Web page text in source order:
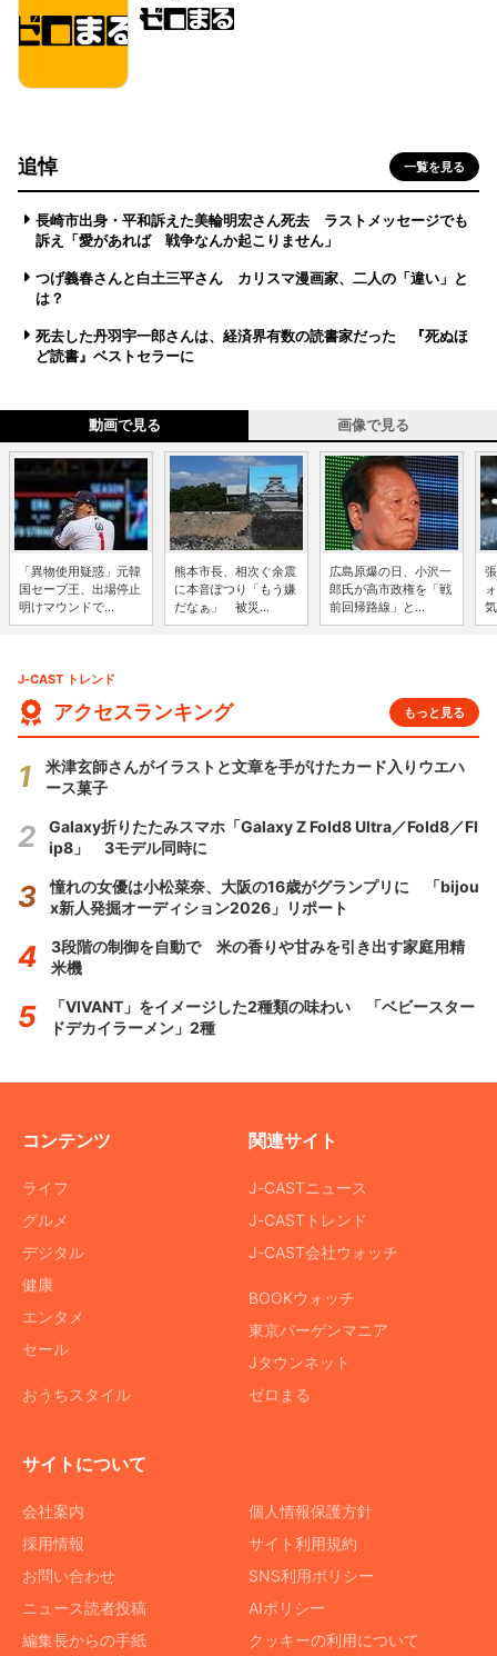
追悼 一覧を見る
長崎市出身・平和訴えた美輪明宏さん死去 ラストメッセージでも
訴え「愛があれば 戦争なんか起こりません」
つげ義春さんと白土三平さん カリスマ漫画家、二人の「違い」と
は？
死去した丹羽宇一郎さんは、経済界有数の読書家だった 『死ぬほ
ど読書』ベストセラーに
動画で見る 画像で見る
「異物使用疑惑」元韓
国セーブ王、出場停止
明けマウンドで...
熊本市長、相次ぐ余震
に本音ぽつり「もう嫌
だなぁ」 被災...
広島原爆の日、小沢一
郎氏が高市政権を「戦
前回帰路線」と...
J-CAST トレンド
アクセスランキング もっと見る
米津玄師さんがイラストと文章を手がけたカード入りウエハ
ース菓子
Galaxy折りたたみスマホ「Galaxy Z Fold8 Ultra／Fold8／Fl
ip8」 3モデル同時に
憧れの女優は小松菜奈、大阪の16歳がグランプリに 「bijou
x新人発掘オーディション2026」リポート
3段階の制御を自動で 米の香りや甘みを引き出す家庭用精
米機
「VIVANT」をイメージした2種類の味わい 「ベビースター
ドデカイラーメン」2種
コンテンツ
ライフ
グルメ
デジタル
健康
エンタメ
セール
おうちスタイル
関連サイト
J-CASTニュース
J-CASTトレンド
J-CAST会社ウォッチ
BOOKウォッチ
東京バーゲンマニア
Jタウンネット
ゼロまる
サイトについて
会社案内
採用情報
お問い合わせ
ニュース読者投稿
編集長からの手紙
個人情報保護方針
サイト利用規約
SNS利用ポリシー
AIポリシー
クッキーの利用について